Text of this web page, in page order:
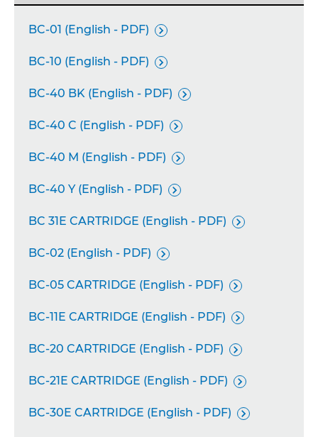
BC-01 (English - PDF) 
BC-10 (English - PDF) 
BC-40 BK (English - PDF) 
BC-40 C (English - PDF) 
BC-40 M (English - PDF) 
BC-40 Y (English - PDF) 
BC 31E CARTRIDGE (English - PDF) 
BC-02 (English - PDF) 
BC-05 CARTRIDGE (English - PDF) 
BC-11E CARTRIDGE (English - PDF) 
BC-20 CARTRIDGE (English - PDF) 
BC-21E CARTRIDGE (English - PDF) 
BC-30E CARTRIDGE (English - PDF) 